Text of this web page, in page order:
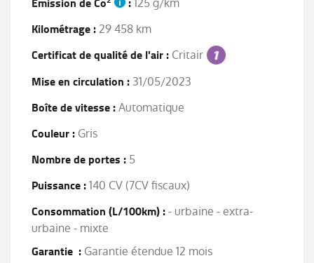
Kilométrage :29 458 km
Certificat de qualité de l'air : Critair
Mise en circulation : 31/05/2023
Boîte de vitesse :Automatique
Couleur : Gris
Nombre de portes : 5
Puissance :140 CV (7CV fiscaux)
Consommation (L/100km) :- urbaine - extra-
urbaine - mixte
Garantie : Garantie étendue 12 mois